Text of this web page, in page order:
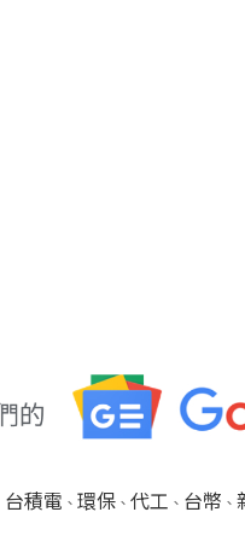
台積電 、 環保、 代工 、 台幣 、